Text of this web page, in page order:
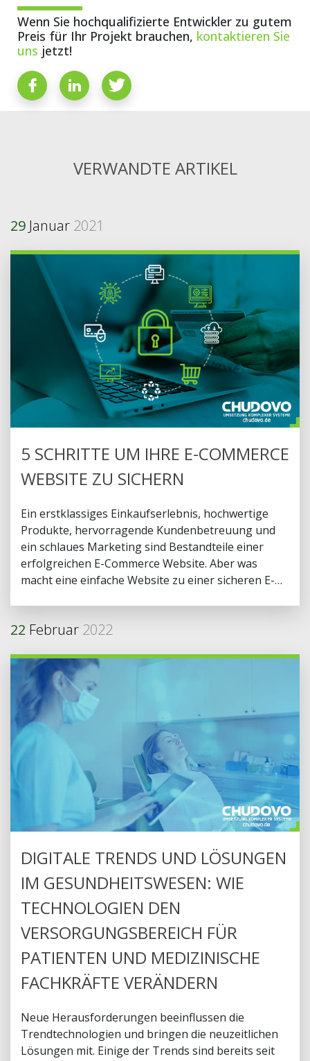
Wenn Sie hochqualifizierte Entwickler zu gutem
Preis für Ihr Projekt brauchen, kontaktieren Sie
uns jetzt!
VERWANDTE ARTIKEL
29 Januar 2021
5 SCHRITTE UM IHRE E-COMMERCE
WEBSITE ZU SICHERN
Ein erstklassiges Einkaufserlebnis, hochwertige
Produkte, hervorragende Kundenbetreuung und
ein schlaues Marketing sind Bestandteile einer
erfolgreichen E-Commerce Website. Aber was
macht eine einfache Website zu einer sicheren E-
22 Februar 2022
DIGITALE TRENDS UND LÖSUNGEN
IM GESUNDHEITSWESEN: WIE
TECHNOLOGIEN DEN
VERSORGUNGSBEREICH FÜR
PATIENTEN UND MEDIZINISCHE
FACHKRÄFTE VERÄNDERN
Neue Herausforderungen beeinflussen die
Trendtechnologien und bringen die neuzeitlichen
Lösungen mit. Einige der Trends sind bereits seit